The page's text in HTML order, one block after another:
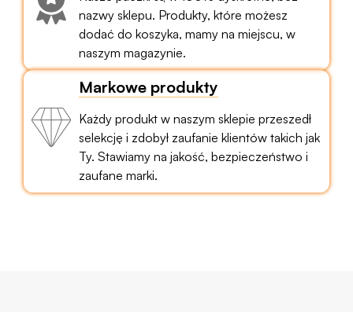
nazwy sklepu. Produkty, które możesz
dodać do koszyka, mamy na miejscu, w
naszym magazynie.
Markowe produkty
Każdy produkt w naszym sklepie przeszedł
selekcję i zdobył zaufanie klientów takich jak
Ty. Stawiamy na jakość, bezpieczeństwo i
zaufane marki.